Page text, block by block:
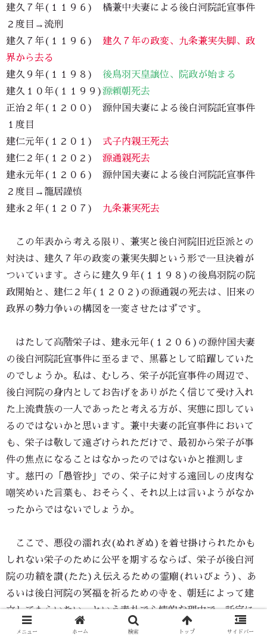
建久７年(１１９６) 橘兼中夫妻による後白河院託宣事件
２度目→流刑
建久７年(１１９６) 建久７年の政変、九条兼実失脚、政
界から去る
建久９年(１１９８) 後鳥羽天皇譲位、院政が始まる
建久１０年(１１９９)源頼朝死去
正治２年(１２００) 源仲国夫妻による後白河院託宣事件
１度目
建仁元年(１２０１) 式子内親王死去
建仁２年(１２０２) 源通親死去
建永元年(１２０６) 源仲国夫妻による後白河院託宣事件
２度目→籠居謹慎
建永２年(１２０７) 九条兼実死去
この年表から考える限り、兼実と後白河院旧近臣派との
対決は、建久７年の政変の兼実失脚という形で一旦決着が
ついています。さらに建久９年(１１９８)の後鳥羽院の院
政開始と、建仁２年(１２０２)の源通親の死去は、旧来の
政界の勢力争いの構図を一変させたはずです。
はたして高階栄子は、建永元年(１２０６)の源仲国夫妻
の後白河院託宣事件に至るまで、黒幕として暗躍していた
のでしょうか。私は、むしろ、栄子が託宣事件の周辺で、
後白河院の身内としてお告げをありがたく信じて受け入れ
た上流貴族の一人であったと考える方が、実態に即してい
るのではないかと思います。兼中夫妻の託宣事件において
も、栄子は敬して遠ざけられただけで、最初から栄子が事
件の焦点になることはなかったのではないかと推測しま
す。慈円の「愚管抄」での、栄子に対する遠回しの皮肉な
嘲笑めいた言葉も、おそらく、それ以上は言いようがなか
ったからではないでしょうか。
ここで、悪役の濡れ衣(ぬれぎぬ)を着せ掛けられたかも
しれない栄子のために公平を期するならば、栄子が後白河
院の功績を讃(たた)え伝えるための霊廟(れいびょう)、あ
るいは後白河院の冥福を祈るための寺を、朝廷によって建
立してもらいたい、という素朴で心情的な理由で、託宣に
賛同していたのではないか、という可能性も考えなければ
メニュー ホーム 検索 トップ サイドバー